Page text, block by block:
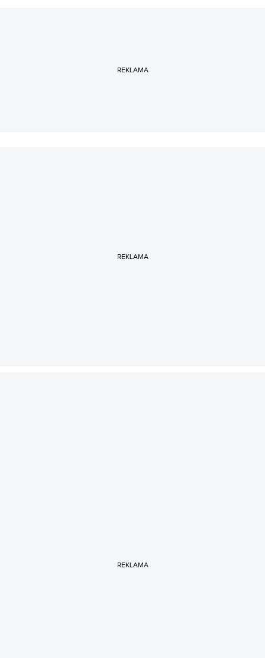
REKLAMA
REKLAMA
REKLAMA